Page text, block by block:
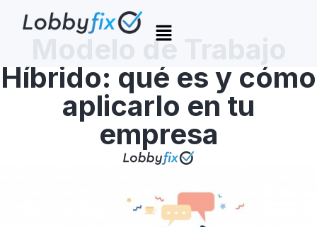
Modelo de Trabajo
Híbrido: qué es y cómo
aplicarlo en tu
empresa